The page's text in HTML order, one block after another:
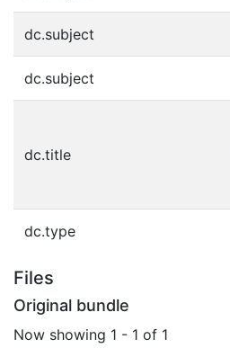
dc.subject
dc.subject
dc.title
dc.type
Files
Original bundle
Now showing 1 - 1 of 1